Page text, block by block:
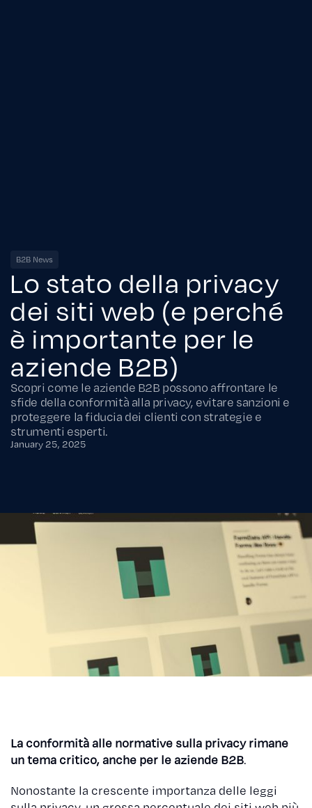
B2B News
Lo stato della privacy
dei siti web (e perché
è importante per le
aziende B2B)
Scopri come le aziende B2B possono affrontare le
sfide della conformità alla privacy, evitare sanzioni e
proteggere la fiducia dei clienti con strategie e
strumenti esperti.
January 25, 2025
La conformità alle normative sulla privacy rimane
un tema critico, anche per le aziende B2B.
Nonostante la crescente importanza delle leggi